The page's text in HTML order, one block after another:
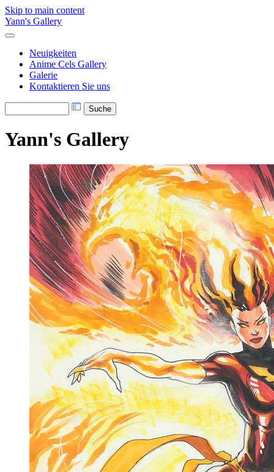
Skip to main content
Yann's Gallery
Neuigkeiten
Anime Cels Gallery
Galerie
Kontaktieren Sie uns
Yann's Gallery